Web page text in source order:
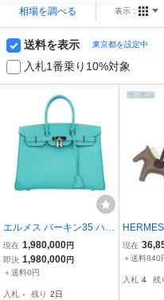
相場を調べる 表示：
送料を表示 東京都を設定中
入札1番乗り10%対象
エルメス バーキン35 ハン
ドバッグ ヴォーエプソン
ブルー レディース HERM
ES 中古
現在 1,980,000円
即決 1,980,000円
＋送料0円
入札 - 残り 2日
ープ/ジョ
ージュセ
印
現在
＋送料840
入札 4 残